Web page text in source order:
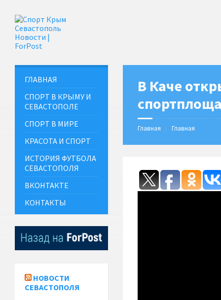
В Каче
Главная Главная
ГЛАВНАЯ
СПОРТ В КРЫМУ И
СЕВАСТОПОЛЕ
СПОРТ В МИРЕ
КРАСОТА И СПОРТ
ИСТОРИЯ ФУТБОЛА
СЕВАСТОПОЛЯ
ВКОНТАКТЕ
КОНТАКТЫ
НОВОСТИ
СЕВАСТОПОЛЯ